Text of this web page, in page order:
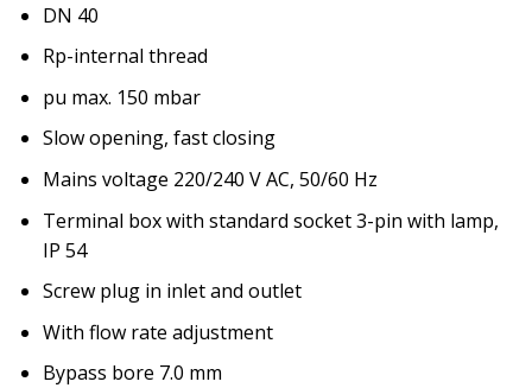
DN 40
Rp-internal thread
pu max. 150 mbar
Slow opening, fast closing
Mains voltage 220/240 V AC, 50/60 Hz
Terminal box with standard socket 3-pin with lamp,
IP 54
Screw plug in inlet and outlet
With flow rate adjustment
Bypass bore 7.0 mm